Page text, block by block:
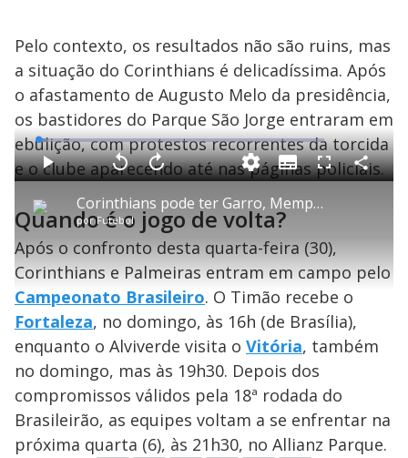
Pelo contexto, os resultados não são ruins, mas
a situação do Corinthians é delicadíssima. Após
o afastamento de Augusto Melo da presidência,
os bastidores do Parque São Jorge entraram em
ebulição, com protestos recorrentes da torcida
e o clube aparecendo até nas páginas policiais.
P
l
a
y
V
Corinthians pode ter Garro, Memphis e Yuri Alberto contra o Palmeiras na Copa do Brasil
porFutebol
P V
l
t
r
s
u
o
A
n
ç
a
e
g
n
d
s
u
o
L
o
a
d
e
3
.
3
%
S
u
b
i
t
F
e
e
n
C
o
a
r
Quando é o jogo de volta?
Após o confronto desta quarta-feira (30),
Corinthians e Palmeiras entram em campo pelo
Campeonato Brasileiro. O Timão recebe o
Fortaleza, no domingo, às 16h (de Brasília),
enquanto o Alviverde visita o Vitória, também
no domingo, mas às 19h30. Depois dos
compromissos válidos pela 18ª rodada do
Brasileirão, as equipes voltam a se enfrentar na
próxima quarta (6), às 21h30, no Allianz Parque.